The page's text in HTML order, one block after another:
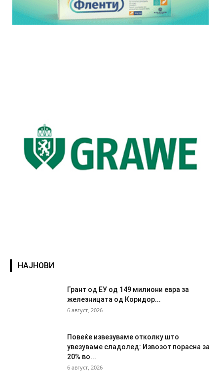
НАЈНОВИ
Грант од ЕУ од 149 милиони евра за
железницата од Коридор...
6 август, 2026
Повеќе извезуваме отколку што
увезуваме сладолед: Извозот порасна за
20% во...
6 август, 2026